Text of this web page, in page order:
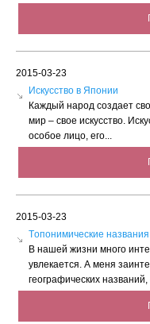
2015-03-23
Искусство в Японии
Каждый народ создает
мир – свое искусство.
особое лицо, его...
2015-03-23
Tопонимические
В нашей жизни много
увлекается. А меня
географических